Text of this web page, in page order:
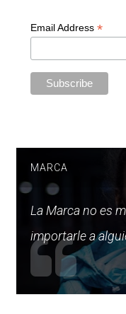
Email Address *
MARCA
La Marca no es
importarle a